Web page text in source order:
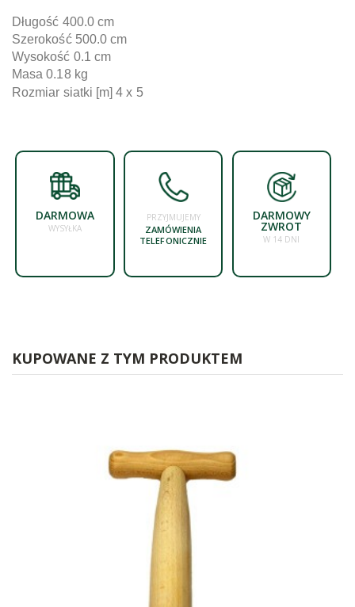
Długość 400.0 cm
Szerokość 500.0 cm
Wysokość 0.1 cm
Masa 0.18 kg
Rozmiar siatki [m]4 x 5
DARMOWA
WYSYŁKA
PRZYJMUJEMY
ZAMÓWIENIA
TELEFONICZNIE
DARMOWY
ZWROT
W 14 DNI
KUPOWANE Z TYM PRODUKTEM